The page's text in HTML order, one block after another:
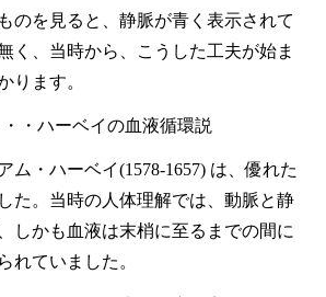
のを見ると、静脈が青く表示されて
く、当時から、こうした工夫が始ま
ります。
・ハーベイの血液循環説
ム・ハーベイ(1578-1657) は、優れた
た。当時の人体理解では、動脈と静
しかも血液は末梢に至るまでの間に
れていました。